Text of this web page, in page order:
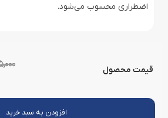
اضطراری محسوب می‌شود.
قیمت محصول
افزودن به سبد خرید